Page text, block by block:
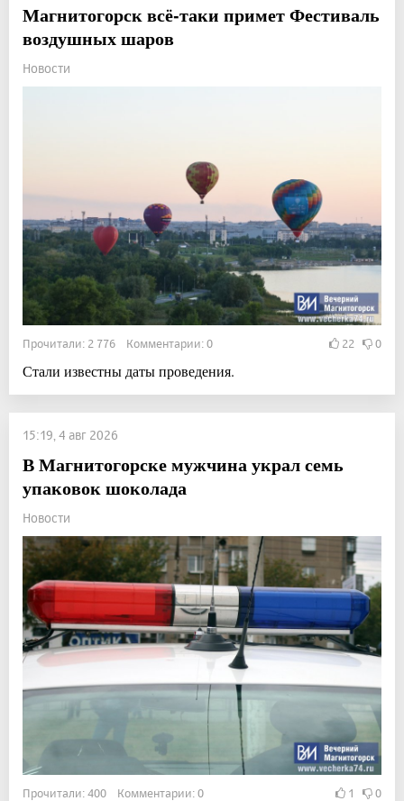
Магнитогорск всё-таки примет Фестиваль
воздушных шаров
Новости
Прочитали: 2 776 Комментарии: 0 22 0
Стали известны даты проведения.
15:19, 4 авг 2026
В Магнитогорске мужчина украл семь
упаковок шоколада
Новости
Прочитали: 400 Комментарии: 0 1 0